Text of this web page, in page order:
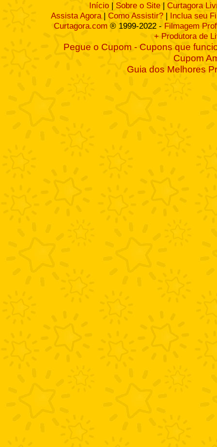
Início | Sobre o Site | Curtagora
Assista Agora| Como Assistir? | Inclua seu
Curtagora.com ® 1999-2022 - Filmagem
+ Produtora de
Pegue o Cupom - Cupons que
Cupom
Guia dos Melhores